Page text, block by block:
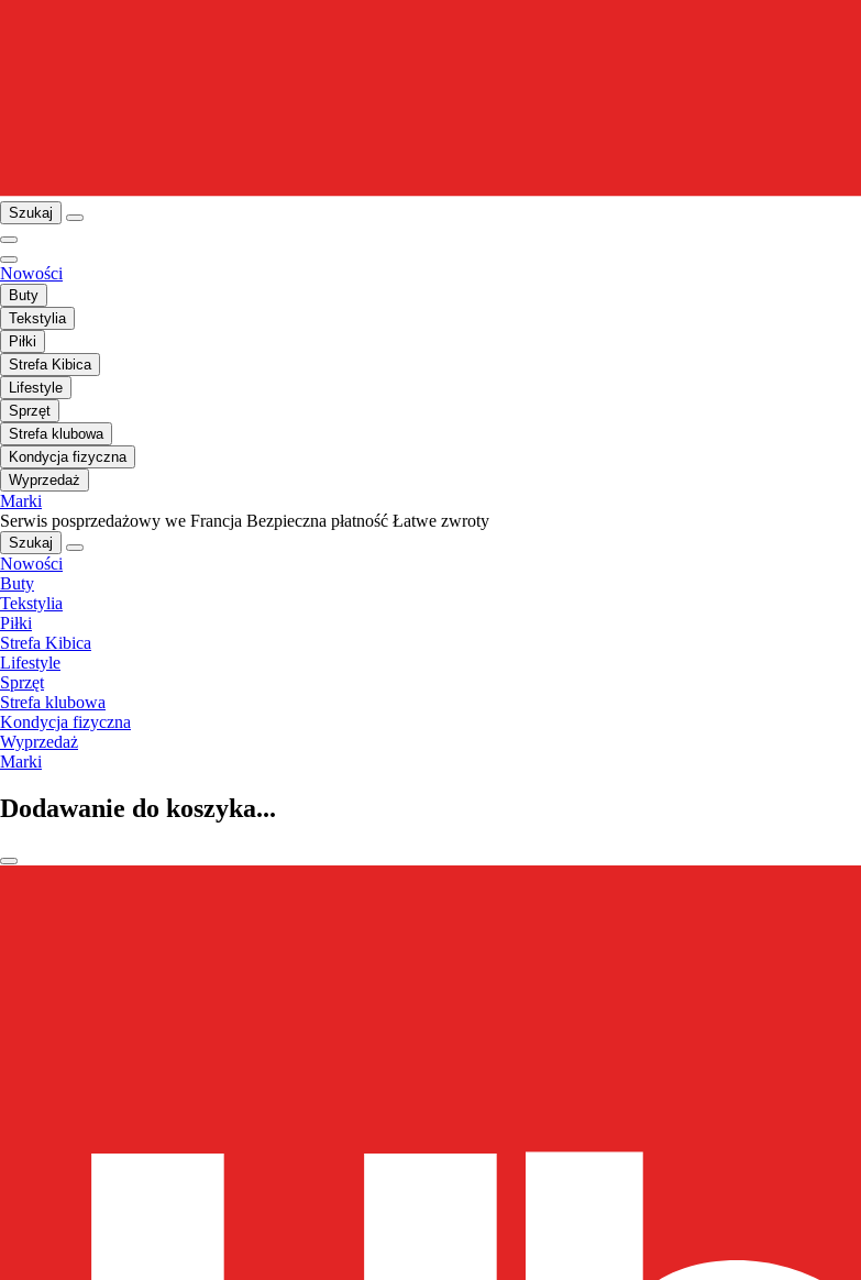
Szukaj
Nowości
Buty
Tekstylia
Piłki
Strefa Kibica
Lifestyle
Sprzęt
Strefa klubowa
Kondycja fizyczna
Wyprzedaż
Marki
Serwis posprzedażowy we Francja Bezpieczna płatność Łatwe zwroty
Szukaj
Nowości
Buty
Tekstylia
Piłki
Strefa Kibica
Lifestyle
Sprzęt
Strefa klubowa
Kondycja fizyczna
Wyprzedaż
Marki
Dodawanie do koszyka...